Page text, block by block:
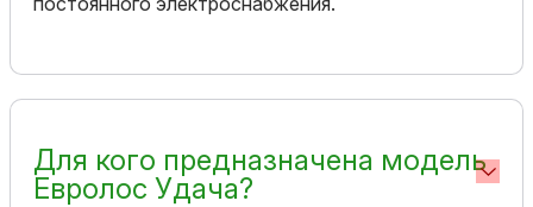
Для кого предназначена модель
Евролос Удача?